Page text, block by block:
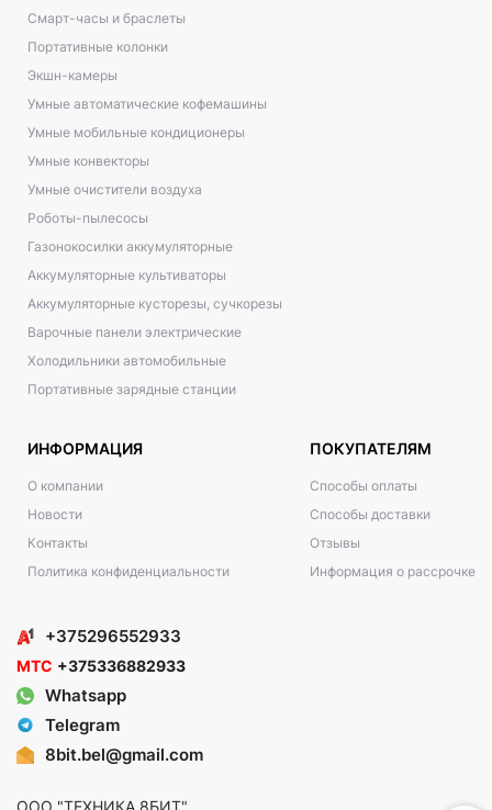
Смарт-часы и браслеты
Портативные колонки
Экшн-камеры
Умные автоматические кофемашины
Умные мобильные кондиционеры
Умные конвекторы
Умные очистители воздуха
Роботы-пылесосы
Газонокосилки аккумуляторные
Аккумуляторные культиваторы
Аккумуляторные кусторезы, сучкорезы
Варочные панели электрические
Холодильники автомобильные
Портативные зарядные станции
ИНФОРМАЦИЯ
О компании
Новости
Контакты
Политика конфиденциальности
ПОКУПАТЕЛЯМ
Способы оплаты
Способы доставки
Отзывы
Информация о рассрочке
+375296552933
МТС +375336882933
Whatsapp
Telegram
8bit.bel@gmail.com